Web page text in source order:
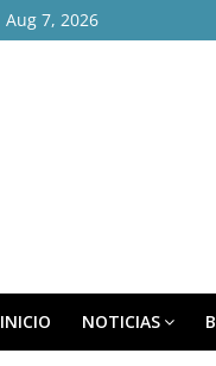
Aug 7, 2026
INICIO NOTICIAS